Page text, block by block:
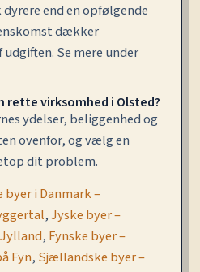
end en opfølgende
dækker
Se mere under
rette virksomhed i Olsted?
ydelser, beliggenhed og
ovenfor, og vælg en
dit problem.
byer i Danmark –
,Jyske byer –
, Fynske byer –
Fyn, Sjællandske byer –